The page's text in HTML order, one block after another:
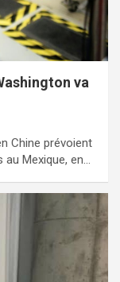
va
Chine prévoient
Mexique, en…